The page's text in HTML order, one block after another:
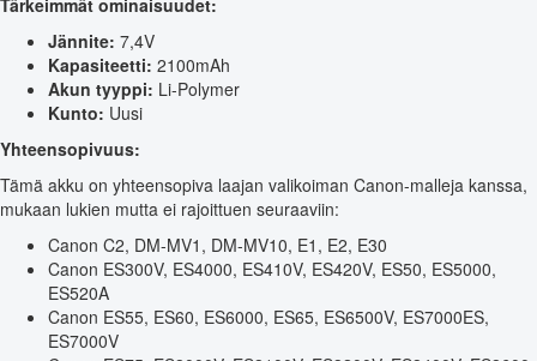
Jännite: 7,4V
Kapasiteetti: 2100mAh
Akun tyyppi: Li-Polymer
Kunto: Uusi
Yhteensopivuus:
Tämä akku on yhteensopiva laajan valikoiman Canon-malleja kanssa,
mukaan lukien mutta ei rajoittuen seuraaviin:
Canon C2, DM-MV1, DM-MV10, E1, E2, E30
Canon ES300V, ES4000, ES410V, ES420V, ES50, ES5000,
ES520A
Canon ES55, ES60, ES6000, ES65, ES6500V, ES7000ES,
ES7000V